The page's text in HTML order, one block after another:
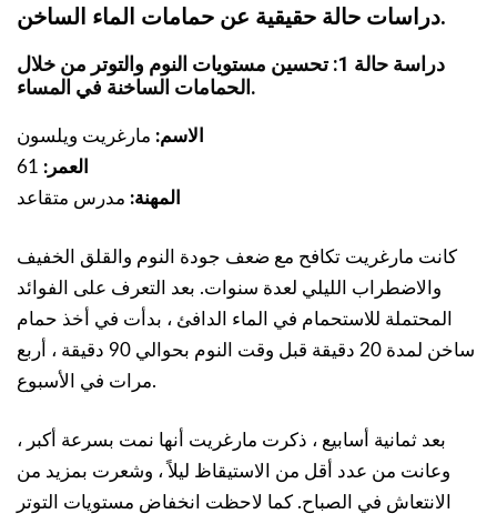
دراسات حالة حقيقية عن حمامات الماء الساخن.
دراسة حالة 1: تحسين مستويات النوم والتوتر من خلال
الحمامات الساخنة في المساء.
الاسم: مارغريت ويلسون
العمر:
المهنة: مدرس متقاعد
كانت مارغريت تكافح مع ضعف جودة النوم والقلق الخفيف
والاضطراب الليلي لعدة سنوات. بعد التعرف على الفوائد
المحتملة للاستحمام في الماء الدافئ ، بدأت في أخذ حمام
ساخن لمدة 20 دقيقة قبل وقت النوم بحوالي 90 دقيقة ، أربع
مرات في الأسبوع.
بعد ثمانية أسابيع ، ذكرت مارغريت أنها نمت بسرعة أكبر ،
وعانت من عدد أقل من الاستيقاظ ليلاً ، وشعرت بمزيد من
الانتعاش في الصباح. كما لاحظت انخفاض مستويات التوتر